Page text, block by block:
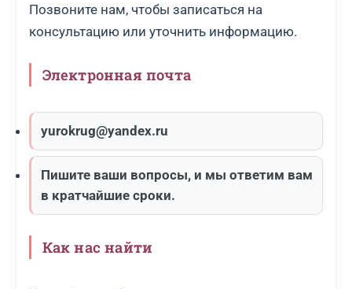
Позвоните нам, чтобы записаться на
консультацию или уточнить информацию.
Электронная почта
yurokrug@yandex.ru
Пишите ваши вопросы, и мы ответим вам
в кратчайшие сроки.
Как нас найти